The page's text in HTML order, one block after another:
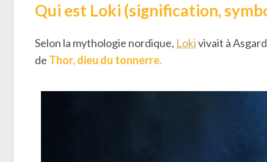
Qui est Loki (signification,
Selon la mythologie nordique, Lokivivait à
de Thor, dieu du tonnerre.